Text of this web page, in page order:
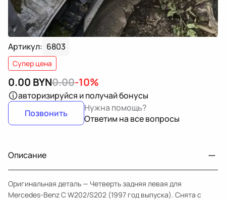
Артикул: 6803
Супер цена
0.00 BYN0.00-10%
авторизируйся и получай бонусы
Позвонить
Нужна помощь?
Ответим на все вопросы
Описание
Оригинальная деталь — Четверть задняя левая для
Mercedes-Benz C W202/S202 (1997 год выпуска). Снята с